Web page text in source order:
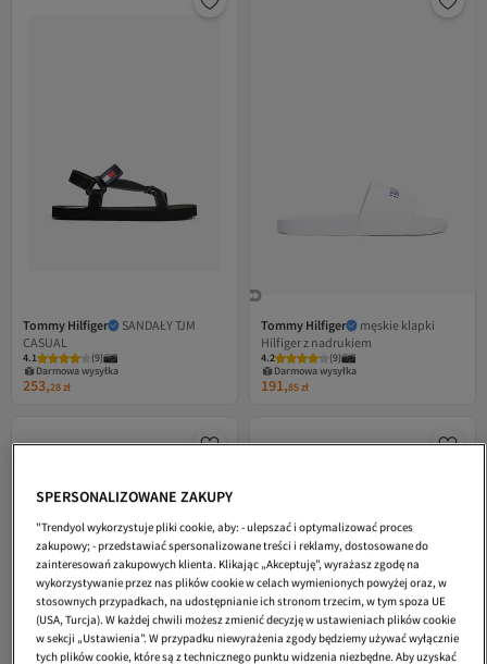
Tommy Hilfiger
SANDAŁY TJM
CASUAL
4.1 (9)
Darmowa wysyłka
253,28zł
Tommy Hilfiger
męskie klapki
Hilfiger z nadrukiem
4.2 (9)
Darmowa wysyłka
191,85zł
SPERSONALIZOWANE ZAKUPY
"Trendyol wykorzystuje pliki cookie, aby: - ulepszać i optymalizować proces
zakupowy; - przedstawiać spersonalizowane treści i reklamy, dostosowane do
zainteresowań zakupowych klienta. Klikając „Akceptuję”, wyrażasz zgodę na
wykorzystywanie przez nas plików cookie w celach wymienionych powyżej oraz, w
stosownych przypadkach, na udostępnianie ich stronom trzecim, w tym spoza UE
(USA, Turcja). W każdej chwili możesz zmienić decyzję w ustawieniach plików cookie
w sekcji „Ustawienia”. W przypadku niewyrażenia zgody będziemy używać wyłącznie
tych plików cookie, które są z technicznego punktu widzenia niezbędne. Aby uzyskać